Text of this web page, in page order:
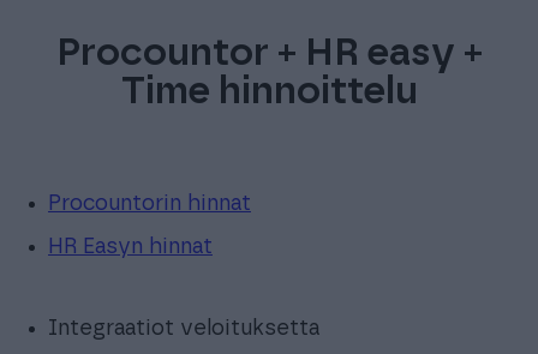
Procountor + HR easy +
Time hinnoittelu
Procountorin hinnat
HR Easyn hinnat
Integraatiot veloituksetta